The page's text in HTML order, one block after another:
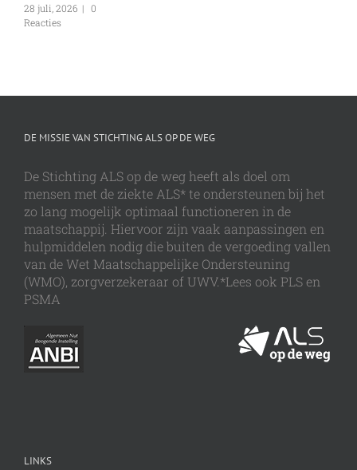
28 juli, 2026 | 0
Reacties
DE MISSIE VAN STICHTING ALS OP DE WEG
De Stichting ALS op de weg heeft als doel om
mensen met de ziekte ALS* te ondersteunen bij het
zo lang mogelijk optimaal functioneren in de
maatschappij. Hiervoor zijn vaak aanpassingen en
hulpmiddelen nodig die buiten de vergoeding vallen
van de Wet Maatschappelijke Ondersteuning
(WMO), zorgverzekeraar of UWV.*Lees ook PLS en
PSMA
LINKS